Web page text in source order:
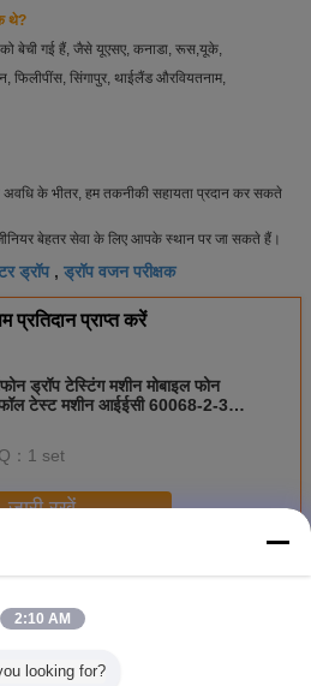
थे?
को बेची गई हैं, जैसे यूएसए, कनाडा, रूस,यूके,
फिलीपींस, सिंगापुर, थाईलैंड औरवियतनाम,
अवधि के भीतर, हम तकनीकी सहायता प्रदान कर सकते
बेहतर सेवा के लिए आपके स्थान पर जा सकते हैं।
ड्रॉप, ड्रॉप वजन परीक्षक
प्रतिदान प्राप्त करें
ड्रॉप टेस्टिंग मशीन मोबाइल फोन
टेस्ट मशीन आईईसी 60068-2-31
： 1 set
जारी रखें
2:10 AM
looking for?